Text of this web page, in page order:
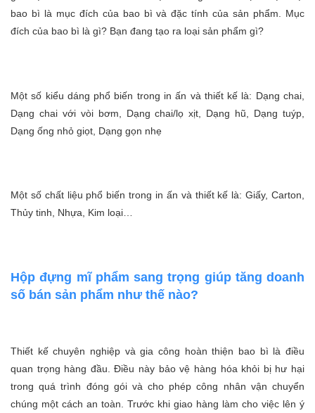
bao bì là mục đích của bao bì và đặc tính của sản phẩm. Mục
đích của bao bì là gì? Bạn đang tạo ra loại sản phẩm gì?
Một số kiểu dáng phổ biến trong in ấn và thiết kế là: Dạng chai,
Dạng chai với vòi bơm, Dạng chai/lọ xịt, Dạng hũ, Dạng tuýp,
Dạng ống nhỏ giọt, Dạng gọn nhẹ
Một số chất liệu phổ biến trong in ấn và thiết kế là: Giấy, Carton,
Thủy tinh, Nhựa, Kim loại…
Hộp đựng mĩ phẩm sang trọng giúp tăng doanh
số bán sản phẩm như thế nào?
Thiết kế chuyên nghiệp và gia công hoàn thiện bao bì là điều
quan trọng hàng đầu. Điều này bảo vệ hàng hóa khỏi bị hư hại
trong quá trình đóng gói và cho phép công nhân vận chuyển
chúng một cách an toàn. Trước khi giao hàng làm cho việc lên ý